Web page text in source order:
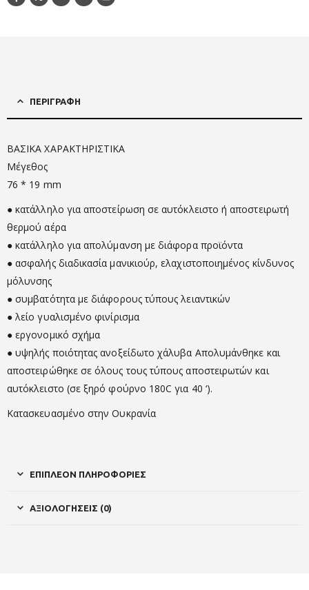
ΠΕΡΙΓΡΑΦΉ
ΒΑΣΙΚΑ ΧΑΡΑΚΤΗΡΙΣΤΙΚΑ
Μέγεθος
76 * 19 mm
● κατάλληλο για αποστείρωση σε αυτόκλειστο ή αποστειρωτή
θερμού αέρα
● κατάλληλο για απολύμανση με διάφορα προϊόντα
● ασφαλής διαδικασία μανικιούρ, ελαχιστοποιημένος κίνδυνος
μόλυνσης
● συμβατότητα με διάφορους τύπους λειαντικών
● λείο γυαλισμένο φινίρισμα
● εργονομικό σχήμα
● υψηλής ποιότητας ανοξείδωτο χάλυβα Απολυμάνθηκε και
αποστειρώθηκε σε όλους τους τύπους αποστειρωτών και
αυτόκλειστο (σε ξηρό φούρνο 180C για 40 ‘).
Κατασκευασμένο στην Ουκρανία
ΕΠΙΠΛΈΟΝ ΠΛΗΡΟΦΟΡΊΕΣ
ΑΞΙΟΛΟΓΉΣΕΙΣ (0)